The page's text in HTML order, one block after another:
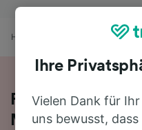
Home
Fahren Sie mit
Minuten von
Ihre
Vielen Dank für
uns bewusst,